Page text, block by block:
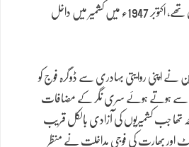
آفریدی اور دیگر قبائل شامل تھے، اکتوبر 1947ء میں کشمیر میں داخل
نے اپنی روایتی بہادری سے ڈوگرہ فوج کو
سے ہوتے ہوئے سری نگر کے مضافات
تھا جب کشمیریوں کی آزادی بالکل قریب
اور بھارت کی فوجی مداخلت نے منظر